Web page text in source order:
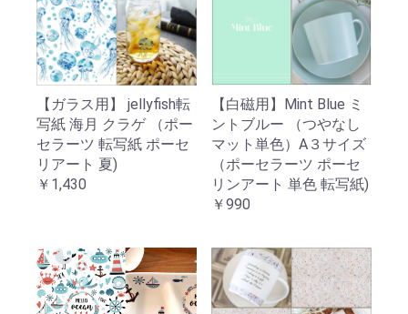
【ガラス用】 jellyfish転
写紙 海月 クラゲ （ポー
セラーツ 転写紙 ポーセ
リアート 夏)
￥1,430
【白磁用】Mint Blue ミ
ントブルー （つやなし
マット単色）A３サイズ
（ポーセラーツ ポーセ
リンアート 単色 転写紙)
￥990